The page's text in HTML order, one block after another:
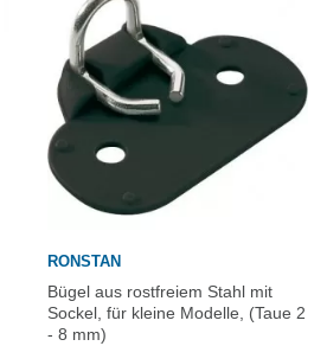
RONSTAN
Bügel aus rostfreiem Stahl mit
Sockel, für kleine Modelle, (Taue 2
- 8 mm)